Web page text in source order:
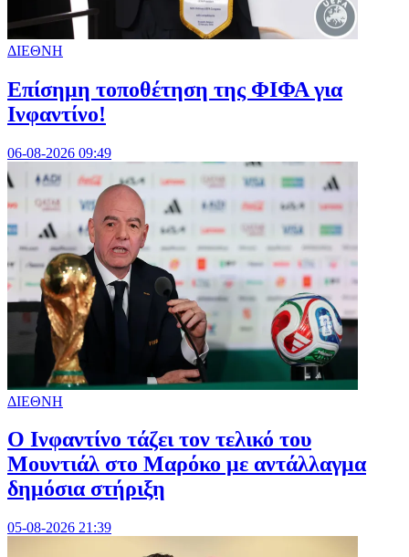
ΔΙΕΘΝΗ
Επίσημη τοποθέτηση της ΦΙΦΑ για
Ινφαντίνο!
06-08-2026 09:49
ΔΙΕΘΝΗ
Ο Ινφαντίνο τάζει τον τελικό του
Μουντιάλ στο Μαρόκο με αντάλλαγμα
δημόσια στήριξη
05-08-2026 21:39